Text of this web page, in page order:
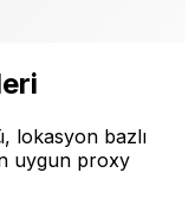
lokasyon bazlı
uygun proxy